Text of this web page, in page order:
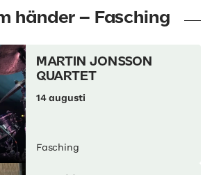
händer – Fasching
MARTIN JONSSON
QUARTET
14 augusti
Fasching